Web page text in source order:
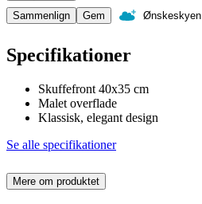
Sammenlign
Gem Ønskeskyen
Specifikationer
Skuffefront 40x35 cm
Malet overflade
Klassisk, elegant design
Se alle specifikationer
Mere om produktet